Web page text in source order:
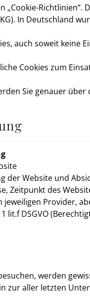
„Cookie-
In Deutschland
auch soweit keine
Cookies zum
Sie genauer
der Website und
Zeitpunkt des
jeweiligen Provider,
lit.f DSGVO
werden
zur aller letzten